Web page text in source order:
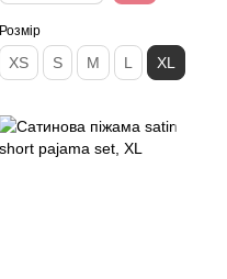
Розмір
XS S M L XL